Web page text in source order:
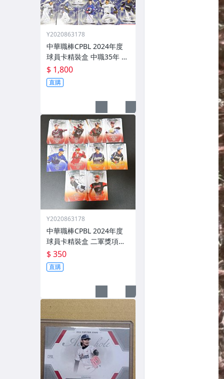
Y2020863178
中華職棒CPBL 2024年度
球員卡精裝盒 中職35年 明
星賽特卡 全套62張不重複
周思齊 王威晨 詹子賢 江坤
宇 陳傑憲 陳晨威 陳重羽
林安可 戴培峰 等
$ 1,800
直購
Y2020863178
中華職棒CPBL 2024年度
球員卡精裝盒 二軍獎項卡
特卡 一套 共十張 劉家翔
林耀煌 溫展樂 藍愷青 黃柏
豪 張士綸 凱力士
$ 350
直購